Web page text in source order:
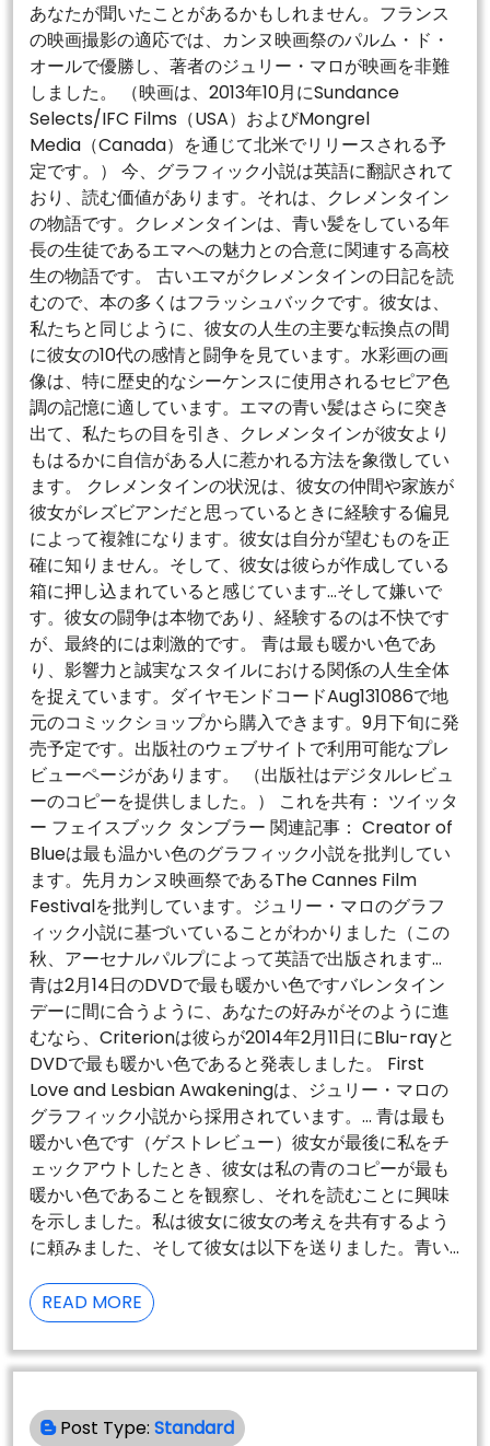
あなたが聞いたことがあるかもしれません。フランス
の映画撮影の適応では、カンヌ映画祭のパルム・ド・
オールで優勝し、著者のジュリー・マロが映画を非難
しました。 （映画は、2013年10月にSundance
Selects/IFC Films（USA）およびMongrel
Media（Canada）を通じて北米でリリースされる予
定です。） 今、グラフィック小説は英語に翻訳されて
おり、読む価値があります。それは、クレメンタイン
の物語です。クレメンタインは、青い髪をしている年
長の生徒であるエマへの魅力との合意に関連する高校
生の物語です。 古いエマがクレメンタインの日記を読
むので、本の多くはフラッシュバックです。彼女は、
私たちと同じように、彼女の人生の主要な転換点の間
に彼女の10代の感情と闘争を見ています。水彩画の画
像は、特に歴史的なシーケンスに使用されるセピア色
調の記憶に適しています。エマの青い髪はさらに突き
出て、私たちの目を引き、クレメンタインが彼女より
もはるかに自信がある人に惹かれる方法を象徴してい
ます。 クレメンタインの状況は、彼女の仲間や家族が
彼女がレズビアンだと思っているときに経験する偏見
によって複雑になります。彼女は自分が望むものを正
確に知りません。そして、彼女は彼らが作成している
箱に押し込まれていると感じています…そして嫌いで
す。彼女の闘争は本物であり、経験するのは不快です
が、最終的には刺激的です。 青は最も暖かい色であ
り、影響力と誠実なスタイルにおける関係の人生全体
を捉えています。ダイヤモンドコードAug131086で地
元のコミックショップから購入できます。9月下旬に発
売予定です。出版社のウェブサイトで利用可能なプレ
ビューページがあります。 （出版社はデジタルレビュ
ーのコピーを提供しました。） これを共有： ツイッタ
ー フェイスブック タンブラー 関連記事： Creator of
Blueは最も温かい色のグラフィック小説を批判してい
ます。先月カンヌ映画祭であるThe Cannes Film
Festivalを批判しています。ジュリー・マロのグラフ
ィック小説に基づいていることがわかりました（この
秋、アーセナルパルプによって英語で出版されます…
青は2月14日のDVDで最も暖かい色ですバレンタイン
デーに間に合うように、あなたの好みがそのように進
むなら、Criterionは彼らが2014年2月11日にBlu-rayと
DVDで最も暖かい色であると発表しました。 First
Love and Lesbian Awakeningは、ジュリー・マロの
グラフィック小説から採用されています。… 青は最も
暖かい色です（ゲストレビュー）彼女が最後に私をチ
ェックアウトしたとき、彼女は私の青のコピーが最も
暖かい色であることを観察し、それを読むことに興味
を示しました。私は彼女に彼女の考えを共有するよう
に頼みました、そして彼女は以下を送りました。青い…
READ MORE 青
は
最
も
暖
か
Post Type: Standard